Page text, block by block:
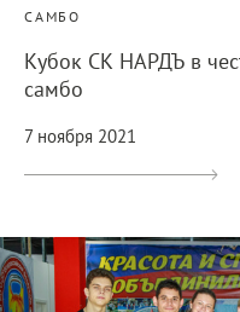
САМБО
Кубок СК НАРДЪ в
самбо
7 ноября 2021